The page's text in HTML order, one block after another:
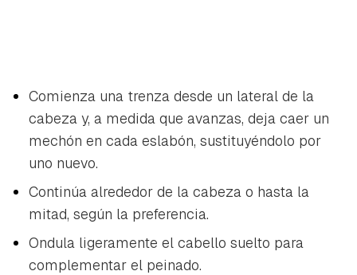
Comienza una trenza desde un lateral de la
cabeza y, a medida que avanzas, deja caer un
mechón en cada eslabón, sustituyéndolo por
uno nuevo.
Continúa alrededor de la cabeza o hasta la
mitad, según la preferencia.
Ondula ligeramente el cabello suelto para
complementar el peinado.